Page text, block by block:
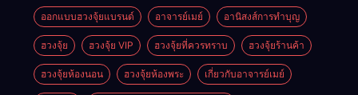
ออกแบบฮวงจุ้ยแบรนด์ อาจารย์เมย์ อานิสงส์การทำบุญ
ฮวงจุ้ย ฮวงจุ้ย VIP ฮวงจุ้ยที่ควรทราบ ฮวงจุ้ยร้านค้า
ฮวงจุ้ยห้องนอน ฮวงจุ้ยห้องพระ เกี่ยวกับอาจารย์เมย์